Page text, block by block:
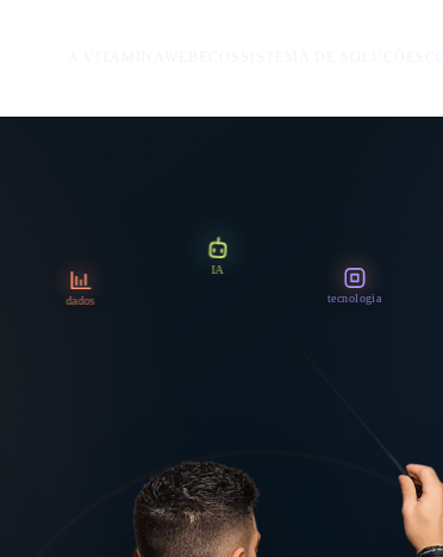
dados
IA
tecnologia